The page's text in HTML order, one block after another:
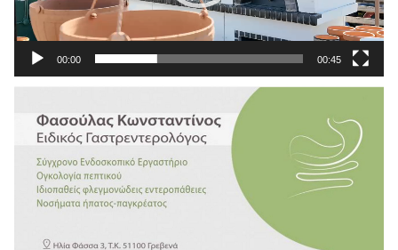
00:00 00:45